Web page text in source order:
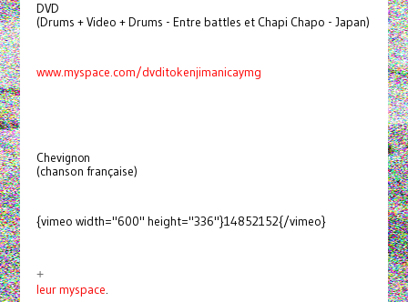
DVD
(Drums + Video + Drums - Entre battles et Chapi Chapo - Japan)
www.myspace.com/dvditokenjimanicaymg
Chevignon
(chanson française)
{vimeo width="600" height="336"}14852152{/vimeo}
+
leur myspace.